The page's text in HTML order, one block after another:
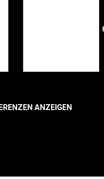
ANZEIGEN